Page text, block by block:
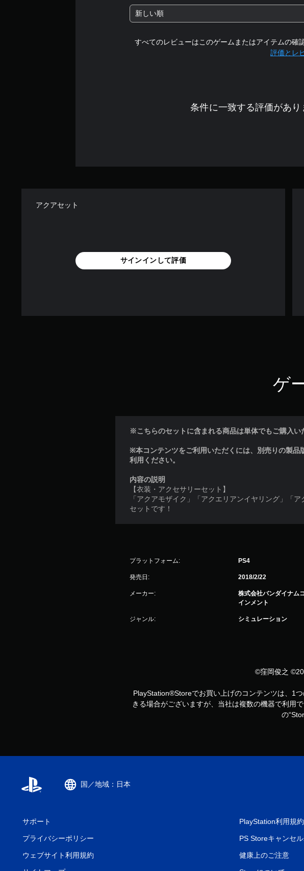
新しい順
すべてのレビューはこのゲームまたはアイテムの確
評価とレ
条件に一致する評価があり
アクアセット
サインインして評価
ゲ
※こちらのセットに含まれる商品は単体でもご購入い
※本コンテンツをご利用いただくには、別売りの製
利用ください。
内容の説明
【衣装・アクセサリーセット】
「アクアモザイク」「アクエリアンイヤリング」「
セットです！
プラットフォーム: PS4
発売日: 2018/2/22
メーカー:
株式会社バンダイナム
インメント
ジャンル: シミュレーション
©窪岡俊之
PlayStation®Storeでお買い上げのコンテンツは、1
きる場合がございますが、当社は複数の機器で利用
の
国／地域：日本
サポート
プライバシーポリシー
ウェブサイト利用規約
PlayStation利用規約
PS Storeキャンセ
健康上のご注意